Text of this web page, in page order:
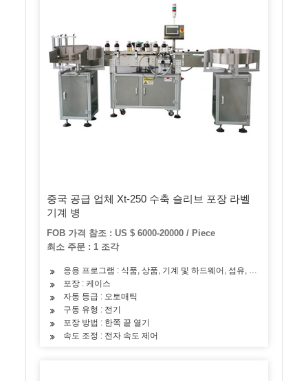
중국 공급 업체 Xt-250 수축 슬리브 포장 라벨
기계 병
FOB 가격 참조 : US $ 6000-20000 / Piece
최소 주문 : 1 조각
응용 프로그램 : 식품, 상품, 기계 및 하드웨어, 섬유, 알코올, 장난감
포장 : 케이스
자동 등급 : 오토매틱
구동 유형 : 전기
포장 방법 : 한쪽 끝 열기
속도 조정 : 전자 속도 제어